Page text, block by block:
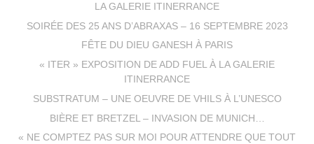
LA GALERIE ITINERRANCE
SOIRÉE DES 25 ANS D’ABRAXAS – 16 SEPTEMBRE 2023
FÊTE DU DIEU GANESH À PARIS
« ITER » EXPOSITION DE ADD FUEL À LA GALERIE
ITINERRANCE
SUBSTRATUM – UNE OEUVRE DE VHILS À L’UNESCO
BIÈRE ET BRETZEL – INVASION DE MUNICH…
« NE COMPTEZ PAS SUR MOI POUR ATTENDRE QUE TOUT